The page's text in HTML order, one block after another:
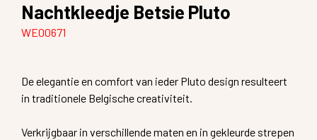
Nachtkleedje Betsie Pluto
WE00671
De elegantie en comfort van ieder Pluto design resulteert
in traditionele Belgische creativiteit.
Verkrijgbaar in verschillende maten en in gekleurde strepen